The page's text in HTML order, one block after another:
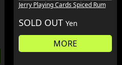
Jerry Playing Cards Spiced Rum
SOLD OUT Yen
MORE